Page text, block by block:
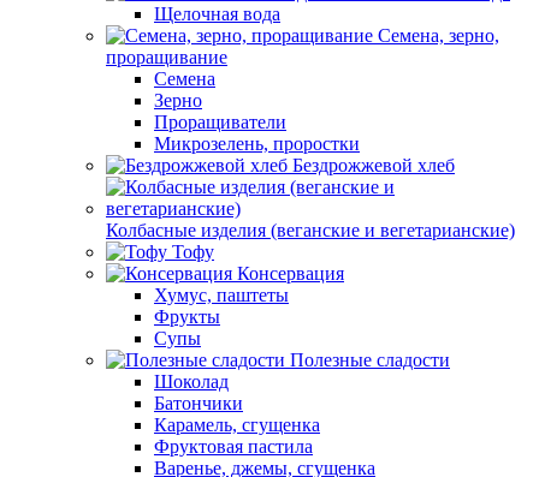
Щелочная вода
Семена, зерно,
проращивание
Семена
Зерно
Проращиватели
Микрозелень, проростки
Бездрожжевой хлеб
Колбасные изделия (веганские и вегетарианские)
Тофу
Консервация
Хумус, паштеты
Фрукты
Супы
Полезные сладости
Шоколад
Батончики
Карамель, сгущенка
Фруктовая пастила
Варенье, джемы, сгущенка